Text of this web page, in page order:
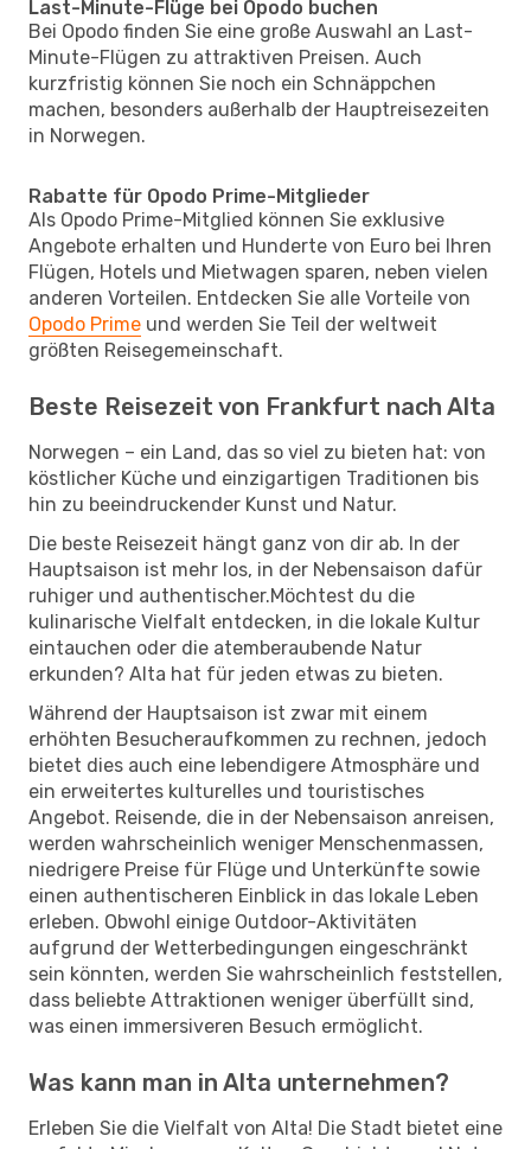
Last-Minute-Flüge bei Opodo buchen
Bei Opodo finden Sie eine große Auswahl an Last-
Minute-Flügen zu attraktiven Preisen. Auch
kurzfristig können Sie noch ein Schnäppchen
machen, besonders außerhalb der Hauptreisezeiten
in Norwegen.
Rabatte für Opodo Prime-Mitglieder
Als Opodo Prime-Mitglied können Sie exklusive
Angebote erhalten und Hunderte von Euro bei Ihren
Flügen, Hotels und Mietwagen sparen, neben vielen
anderen Vorteilen. Entdecken Sie alle Vorteile von
Opodo Prime und werden Sie Teil der weltweit
größten Reisegemeinschaft.
Beste Reisezeit von Frankfurt nach Alta
Norwegen – ein Land, das so viel zu bieten hat: von
köstlicher Küche und einzigartigen Traditionen bis
hin zu beeindruckender Kunst und Natur.
Die beste Reisezeit hängt ganz von dir ab. In der
Hauptsaison ist mehr los, in der Nebensaison dafür
ruhiger und authentischer.Möchtest du die
kulinarische Vielfalt entdecken, in die lokale Kultur
eintauchen oder die atemberaubende Natur
erkunden? Alta hat für jeden etwas zu bieten.
Während der Hauptsaison ist zwar mit einem
erhöhten Besucheraufkommen zu rechnen, jedoch
bietet dies auch eine lebendigere Atmosphäre und
ein erweitertes kulturelles und touristisches
Angebot. Reisende, die in der Nebensaison anreisen,
werden wahrscheinlich weniger Menschenmassen,
niedrigere Preise für Flüge und Unterkünfte sowie
einen authentischeren Einblick in das lokale Leben
erleben. Obwohl einige Outdoor-Aktivitäten
aufgrund der Wetterbedingungen eingeschränkt
sein könnten, werden Sie wahrscheinlich feststellen,
dass beliebte Attraktionen weniger überfüllt sind,
was einen immersiveren Besuch ermöglicht.
Was kann man in Alta unternehmen?
Erleben Sie die Vielfalt von Alta! Die Stadt bietet eine